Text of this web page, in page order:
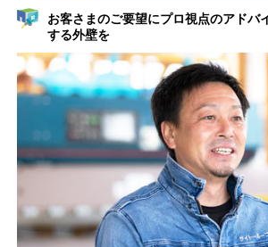
お客さまのご要望にプロ視点のアドバ
する外壁を